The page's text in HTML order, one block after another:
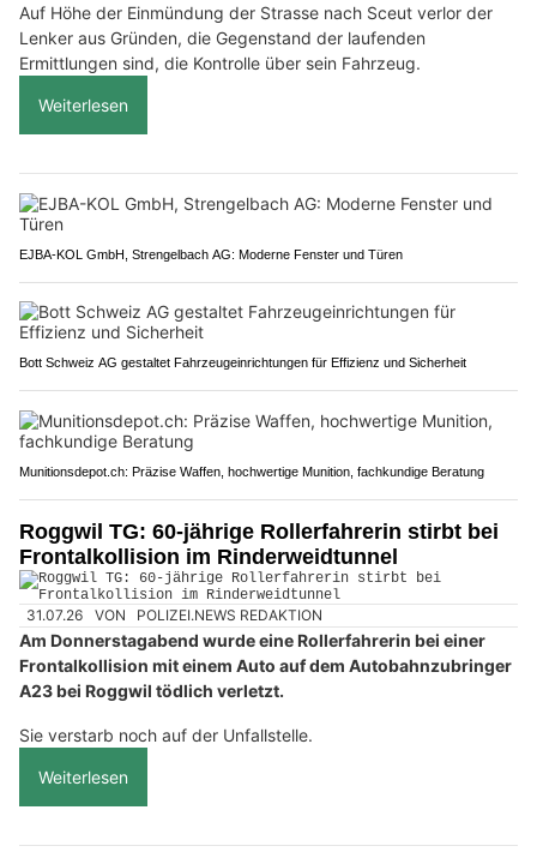
Auf Höhe der Einmündung der Strasse nach Sceut verlor der
Lenker aus Gründen, die Gegenstand der laufenden
Ermittlungen sind, die Kontrolle über sein Fahrzeug.
Weiterlesen
EJBA-KOL GmbH, Strengelbach AG: Moderne Fenster und Türen
Bott Schweiz AG gestaltet Fahrzeugeinrichtungen für Effizienz und Sicherheit
Munitionsdepot.ch: Präzise Waffen, hochwertige Munition, fachkundige Beratung
Roggwil TG: 60-jährige Rollerfahrerin stirbt bei
Frontalkollision im Rinderweidtunnel
31.07.26 VON POLIZEI.NEWS REDAKTION
Am Donnerstagabend wurde eine Rollerfahrerin bei einer
Frontalkollision mit einem Auto auf dem Autobahnzubringer
A23 bei Roggwil tödlich verletzt.
Sie verstarb noch auf der Unfallstelle.
Weiterlesen